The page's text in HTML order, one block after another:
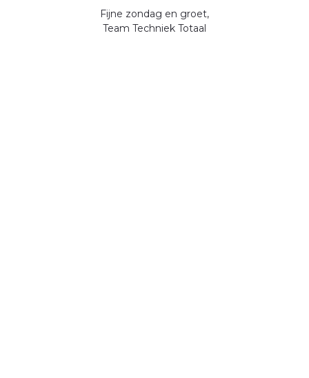
Fijne zondag en groet,
Team Techniek Totaal